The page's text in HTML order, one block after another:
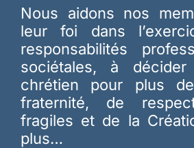
Nous aidons nos
leur foi dans
responsabilités
sociétales, à
chrétien pour plus
fraternité, de
fragiles et de la
plus…